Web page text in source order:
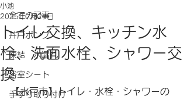
全ての記事
井戸ポンプ
凍結 水漏れ
浴室シート
手すり取り付け
トイレ交換、キッチン水
栓、洗面水栓、シャワー交
換
小池
2025年7月27日
【水戸市】トイレ・水栓・シャワーの